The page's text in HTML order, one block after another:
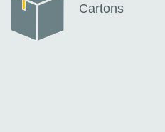
Cartons